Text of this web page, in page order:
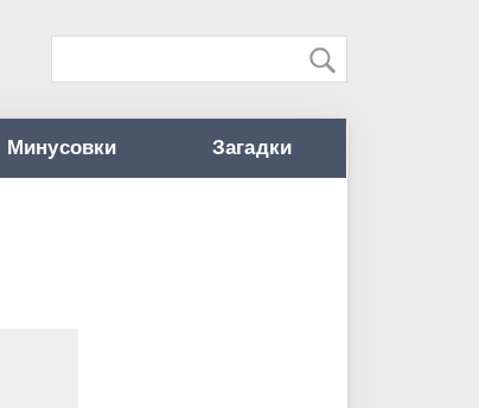
Минусовки Загадки